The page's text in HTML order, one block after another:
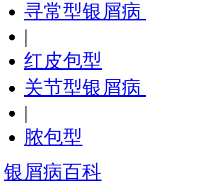
寻常型银屑病
|
红皮包型
关节型银屑病
|
脓包型
银屑病百科